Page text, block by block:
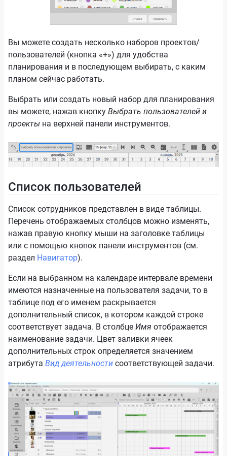
Вы можете создать несколько наборов проектов/
пользователей (кнопка «+») для удобства
планирования и в последующем выбирать, с каким
планом сейчас работать.
Выбрать или создать новый набор для планирования
вы можете, нажав кнопку Выбрать пользователей и
проекты на верхней панели инструментов.
Список пользователей
Список сотрудников представлен в виде таблицы.
Перечень отображаемых столбцов можно изменять,
нажав правую кнопку мыши на заголовке таблицы
или с помощью кнопок панели инструментов (см.
раздел Навигатор).
Если на выбранном на календаре интервале времени
имеются назначенные на пользователя задачи, то в
таблице под его именем раскрывается
дополнительный список, в котором каждой строке
соответствует задача. В столбце Имя отображается
наименование задачи. Цвет заливки ячеек
дополнительных строк определяется значением
атрибута Вид деятельности соответствующей задачи.